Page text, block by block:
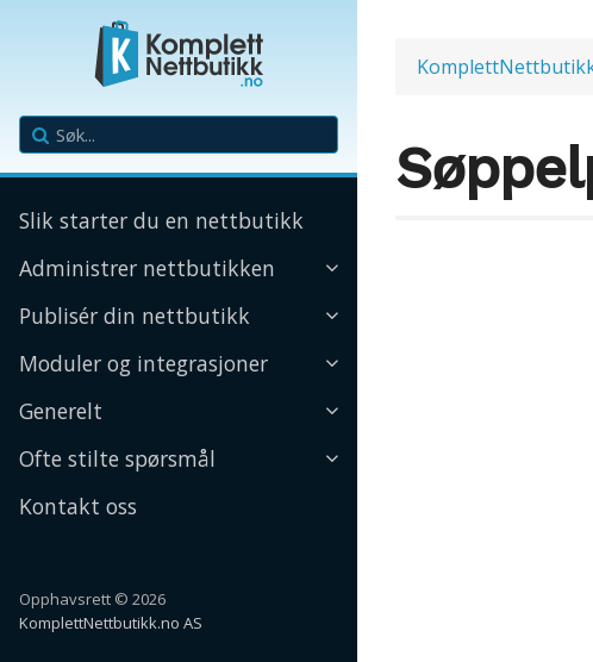
Slik starter du en nettbutikk
Administrer nettbutikken
Publisér din nettbutikk
Moduler og integrasjoner
Generelt
Ofte stilte spørsmål
Kontakt oss
Opphavsrett © 2026
KomplettNettbutikk.no AS